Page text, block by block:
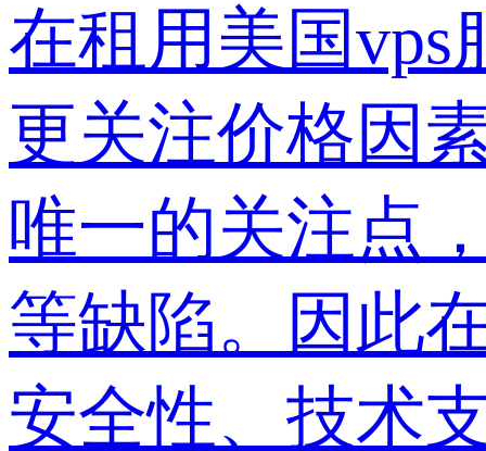
在租用美国vps
更关注价格因
唯一的关注点
等缺陷。因此
安全性、技术